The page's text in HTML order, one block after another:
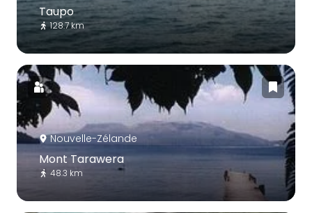
Taupo
128.7 km
Nouvelle-Zélande
Mont Tarawera
48.3 km